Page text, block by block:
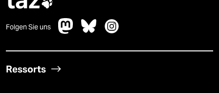
Folgen Sie uns
Ressorts